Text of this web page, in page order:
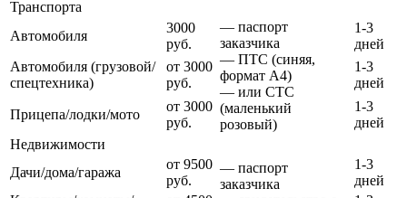
Транспорта
Автомобиля
3000
руб.
— паспорт
заказчика
— ПТС (синяя,
формат А4)
— или СТС
(маленький
розовый)
1-3
дней
Автомобиля (грузовой/
спецтехника)
от 3000
руб.
1-3
дней
Прицепа/лодки/мото
от 3000
руб.
1-3
дней
Недвижимости
Дачи/дома/гаража
от 9500
руб.
— паспорт
заказчика
1-3
дней